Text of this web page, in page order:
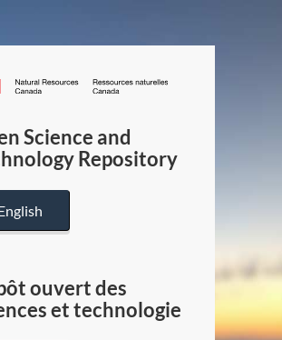
/
Canada
Science and
Repository
ouvert des
et technologie